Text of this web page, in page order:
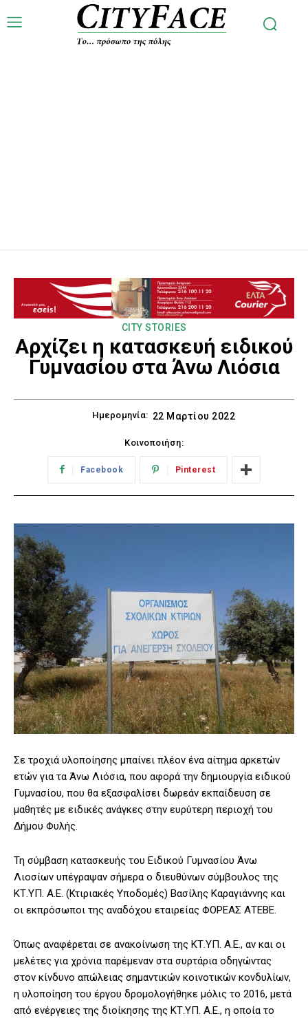
CITY STORIES
Αρχίζει η κατασκευή ειδικού
Γυμνασίου στα Άνω Λιόσια
Ημερομηνία: 22 Μαρτίου 2022
Κοινοποιήση:
Facebook Pinterest
Σε τροχιά υλοποίησης μπαίνει πλέον ένα αίτημα αρκετών
ετών για τα Άνω Λιόσια, που αφορά την δημιουργία ειδικού
Γυμνασίου, που θα εξασφαλίσει δωρεάν εκπαίδευση σε
μαθητές με ειδικές ανάγκες στην ευρύτερη περιοχή του
Δήμου Φυλής.
Τη σύμβαση κατασκευής του Ειδικού Γυμνασίου Άνω
Λιοσίων υπέγραψαν σήμερα ο διευθύνων σύμβουλος της
ΚΤ.ΥΠ. Α.Ε. (Κτιριακές Υποδομές) Βασίλης Καραγιάννης και
οι εκπρόσωποι της αναδόχου εταιρείας ΦΟΡΕΑΣ ΑΤΕΒΕ.
Όπως αναφέρεται σε ανακοίνωση της ΚΤ.ΥΠ. Α.Ε., αν και οι
μελέτες για χρόνια παρέμεναν στα συρτάρια οδηγώντας
στον κίνδυνο απώλειας σημαντικών κοινοτικών κονδυλίων,
η υλοποίηση του έργου δρομολογήθηκε μόλις το 2016, μετά
από ενέργειες της διοίκησης της ΚΤ.ΥΠ. Α.Ε., η οποία το